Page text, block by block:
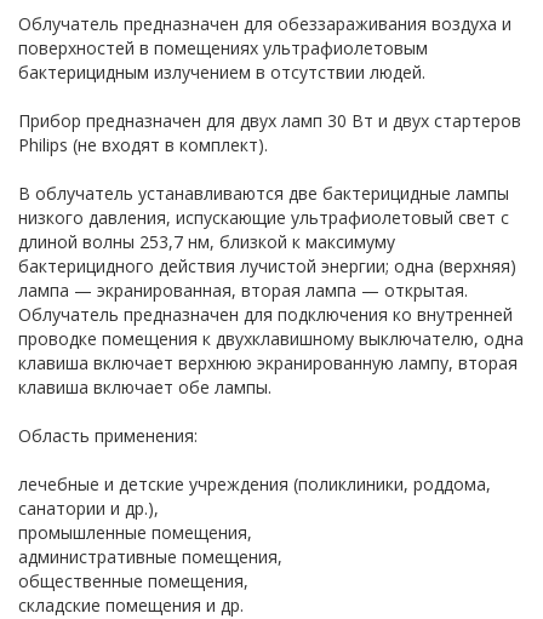
Облучатель предназначен для обеззараживания воздуха и
поверхностей в помещениях ультрафиолетовым
бактерицидным излучением в отсутствии людей.
Прибор предназначен для двух ламп 30 Вт и двух стартеров
Philips (не входят в комплект).
В облучатель устанавливаются две бактерицидные лампы
низкого давления, испускающие ультрафиолетовый свет с
длиной волны 253,7 нм, близкой к максимуму
бактерицидного действия лучистой энергии; одна (верхняя)
лампа — экранированная, вторая лампа — открытая.
Облучатель предназначен для подключения ко внутренней
проводке помещения к двухклавишному выключателю, одна
клавиша включает верхнюю экранированную лампу, вторая
клавиша включает обе лампы.
Область применения:
лечебные и детские учреждения (поликлиники, роддома,
санатории и др.),
промышленные помещения,
административные помещения,
общественные помещения,
складские помещения и др.